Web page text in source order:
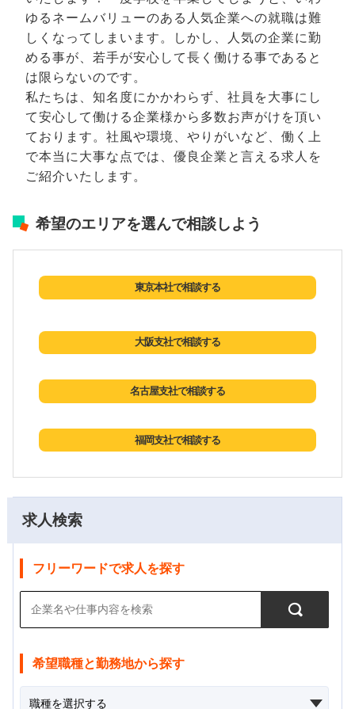
求人検索
フリーワードで求人を探す
希望職種と勤務地から探す
ゆるネームバリューのある人気企業への就職は難
しくなってしまいます。しかし、人気の企業に勤
める事が、若手が安心して長く働ける事であると
は限らないのです。
私たちは、知名度にかかわらず、社員を大事にし
て安心して働ける企業様から多数お声がけを頂い
ております。社風や環境、やりがいなど、働く上
で本当に大事な点では、優良企業と言える求人を
ご紹介いたします。
希望のエリアを選んで相談しよう
東京本社で相談する
大阪支社で相談する
名古屋支社で相談する
福岡支社で相談する